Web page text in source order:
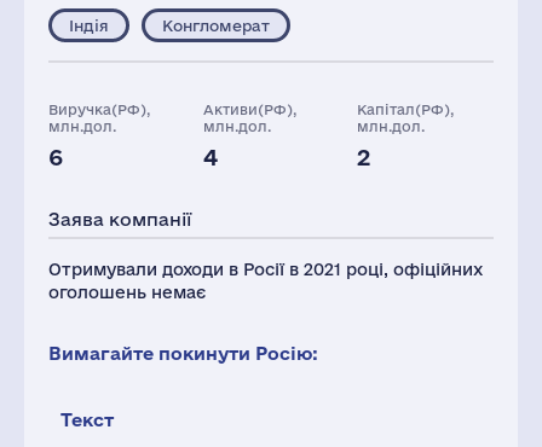
Індія Конгломерат
Виручка(РФ),
млн.дол.
6
Активи(РФ),
млн.дол.
4
Капітал(РФ),
млн.дол.
2
8
Заява компанії
Отримували доходи в Росії в 2021 році, офіційних
оголошень немає
Вимагайте покинути Росію:
Текст